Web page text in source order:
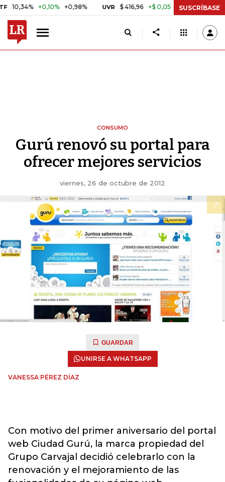
+0,10% +0,98% UVR $ 416,96 +$ 0,05 +0,01% BITCOIN
SUSCRÍBASE
CONSUMO
Gurú renovó su portal para
ofrecer mejores servicios
viernes, 26 de octubre de 2012
GUARDAR
UNIRSE A WHATSAPP
VANESSA PÉREZ DÍAZ
Con motivo del primer aniversario del portal
web Ciudad Gurú, la marca propiedad del
Grupo Carvajal decidió celebrarlo con la
renovación y el mejoramiento de las